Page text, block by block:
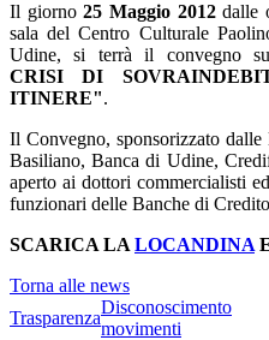
Il giorno25 Maggio 2012dalle
sala del Centro Culturale
Udine, si terrà il convegno
CRISI DI
ITINERE".
Il Convegno, sponsorizzato
Basiliano, Banca di Udine,
aperto ai dottori commercialisti
funzionari delle Banche di
SCARICA LA LOCANDINA
Torna alle news
Trasparenza
Disconoscimento
movimenti